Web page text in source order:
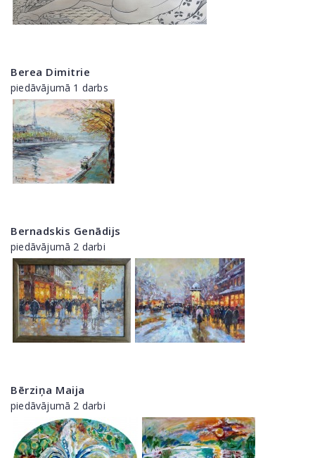
Berea Dimitrie
piedāvājumā 1 darbs
Bernadskis Genādijs
piedāvājumā 2 darbi
Bērziņa Maija
piedāvājumā 2 darbi